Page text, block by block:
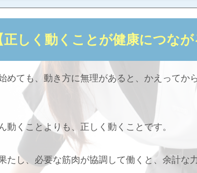
正しく動くことが健康につなが
めても、動き方に無理があると、かえってか
動くことよりも、正しく動くことです。
たし、必要な筋肉が協調して働くと、余計な